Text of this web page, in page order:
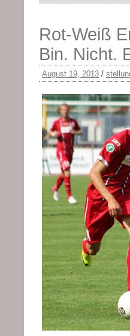
Rot-Weiß
Bin. Nicht.
August 19, 2013 /